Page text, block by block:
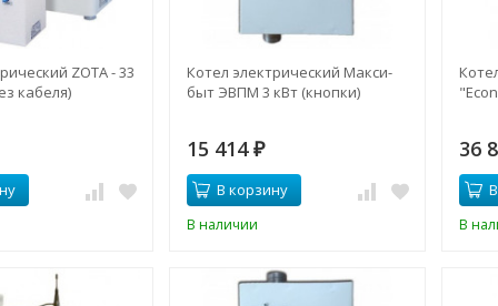
ZOTA - 33
кабеля)
Котел электрический Макси-
быт ЭВПМ 3 кВт (кнопки)
15 414 ₽
В корзину
В наличии
36
В